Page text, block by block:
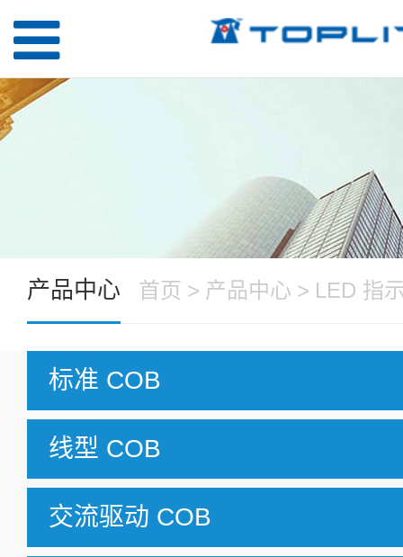
产品中心 首页 > 产品中心 > LED 指
标准 COB
线型 COB
交流驱动 COB